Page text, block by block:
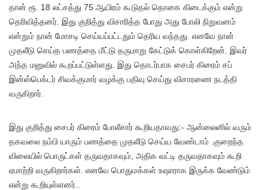
தான் ரூ. 18 லட்சத்து 75 ஆயிரம் கூடுதல் தொகை கிடைக்கும் என்று
தெரிவித்தனர். இது குறித்து விசாரித்த போது அது போலி நிறுவனம்
என்றும் நான் மோசடி செய்யப்பட்டதும் தெரிய வந்தது. எனவே நான்
முதலீடு செய்த பணத்தை மீட்டு தருமாறு கேட்டுக் கொள்கிறேன். இவர்
அந்த மனுவில் கூறப்பட்டுள்ளது. இது தொடர்பாக சைபர் கிரைம் சப்
இன்ஸ்பெக்டர் சிவக்குமார் வழக்கு பதிவு செய்து விசாரணை நடத்தி
வருகிறார்.
இது குறித்து சைபர் கிரைம் போலீசார் கூறியதாவது:- ஆன்லைனில் வரும்
தகவலை நம்பி யாரும் பணத்தை முதலீடு செய்ய வேண்டாம் .குறைந்த
விலையில் பொருட்கள் தருவதாகவும், அதிக வட்டி தருவதாகவும் கூறி
ஏமாற்றி வருகிறார்கள். எனவே பொதுமக்கள் உஷாராக இருக்க வேண்டும்
என்று கூறியுள்ளனர்..